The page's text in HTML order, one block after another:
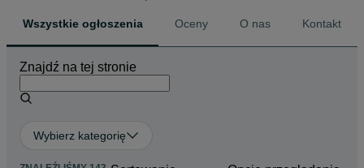
Wszystkie ogłoszenia Oceny O nas Kontakt
Znajdź na tej stronie
Wybierz kategorię